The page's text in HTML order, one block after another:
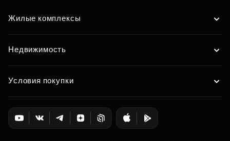
Жилые комплексы
Недвижимость
Условия покупки